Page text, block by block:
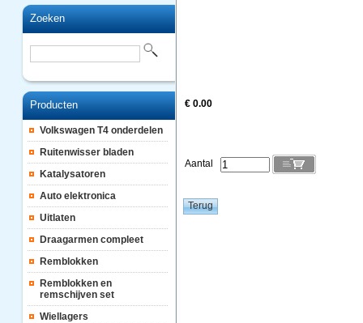
Zoeken
Producten
Volkswagen T4 onderdelen
Ruitenwisser bladen
Katalysatoren
Auto elektronica
Uitlaten
Draagarmen compleet
Remblokken
Remblokken en
remschijven set
Wiellagers
€ 0.00
Aantal